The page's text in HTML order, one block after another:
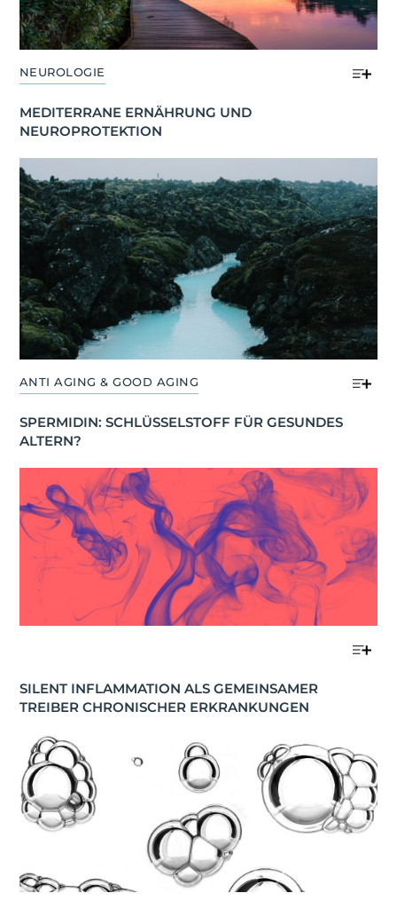
NEUROLOGIE
MEDITERRANE ERNÄHRUNG UND
NEUROPROTEKTION
ANTI AGING & GOOD AGING
SPERMIDIN: SCHLÜSSELSTOFF FÜR GESUNDES
ALTERN?
SILENT INFLAMMATION ALS GEMEINSAMER
TREIBER CHRONISCHER ERKRANKUNGEN